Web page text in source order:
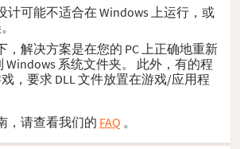
计可能不适合在 Windows 上运行，或
，解决方案是在您的 PC 上正确地重新
Windows 系统文件夹。 此外，有的程
戏，要求 DLL 文件放置在游戏/应用程
，请查看我们的 FAQ 。